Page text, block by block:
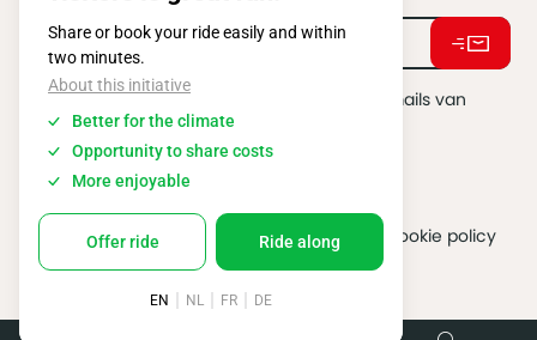
Ik ga akkoord met het ontvangen van e-mails van
BATIBOUW.*
Algemene gebruiksvoorwaarden
Cookie policy